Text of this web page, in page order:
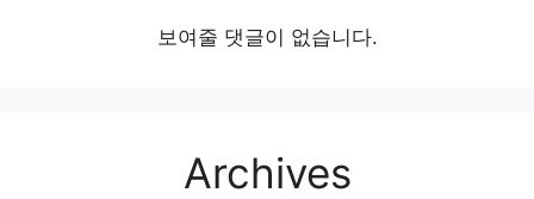
보여줄 댓글이 없습니다.
Archives